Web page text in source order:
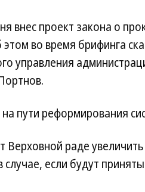
внес проект закона о
во время брифинга
управления
пути реформирования
Верховной раде
если будут